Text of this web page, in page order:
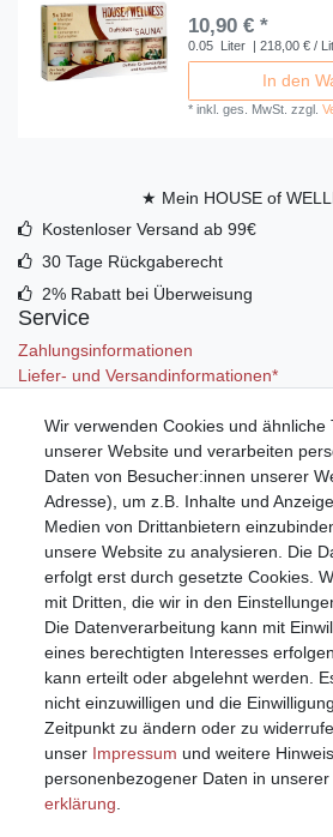
10,90 € *
0.05 Liter | 218,00 € /
In den
*inkl. ges. MwSt. zzgl.
★ Mein HOUSE of
Kostenloser Versand ab 99€
30 Tage Rückgaberecht
2% Rabatt bei Überweisung
Service
Zahlungsinformationen
Liefer- und Versandinformationen*
Mein Konto
Registrieren
Anmelden (Login)
Warenkorb
Wir verwenden Cookies und ähnliche
unserer Website und verarbeiten
Daten von Besucher:innen unserer
Adresse), um z.B. Inhalte und
Medien von Drittanbietern
unsere Website zu analysieren. Die
erfolgt erst durch gesetzte Cookies.
mit Dritten, die wir in den
Die Datenverarbeitung kann mit
eines berechtigten Interesses
kann erteilt oder abgelehnt werden.
nicht einzuwilligen und die
Zeitpunkt zu ändern oder zu
unser Impressum und weitere
personenbezogener Daten in unserer
erklärung